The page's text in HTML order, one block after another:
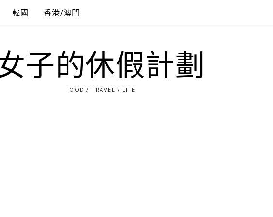
韓國 香港/澳門
子的休假計劃
FOOD / TRAVEL / LIFE